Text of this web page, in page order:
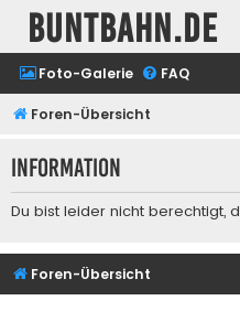
buntbahn.de
Foto-Galerie FAQ
Foren-Übersicht
Information
Du bist leider nicht berechtigt,
Foren-Übersicht